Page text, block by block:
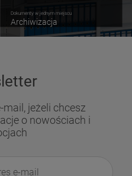
Dokumenty w jednym miejscu
Archiwizacja
jeżeli chcesz
o nowościach i